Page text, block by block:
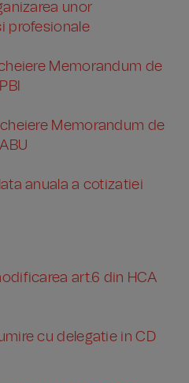
unor
profesionale
Memorandum de
Memorandum de
anuala a cotizatiei
art.6 din HCA
cu delegatie in CD